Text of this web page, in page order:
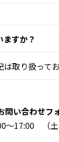
すか？
取り扱ってお
い合わせフ
〜17:00 （